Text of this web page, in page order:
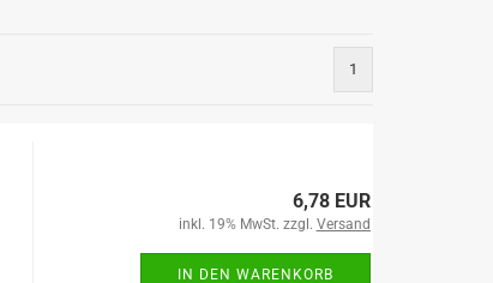
1
6,78 EUR
inkl. 19% MwSt. zzgl. Versand
IN DEN WARENKORB